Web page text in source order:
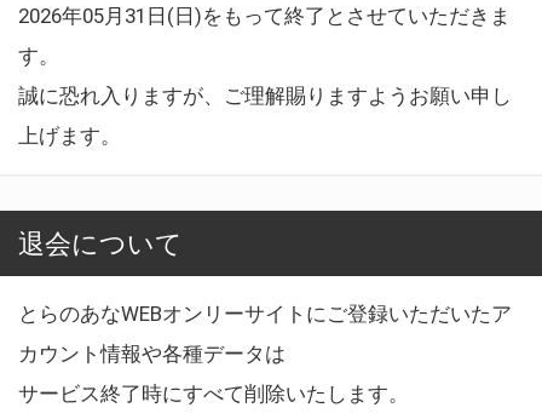
2026年05月31日(日)をもって終了とさせていただきま
す。
誠に恐れ入りますが、ご理解賜りますようお願い申し
上げます。
退会について
とらのあなWEBオンリーサイトにご登録いただいたア
カウント情報や各種データは
サービス終了時にすべて削除いたします。